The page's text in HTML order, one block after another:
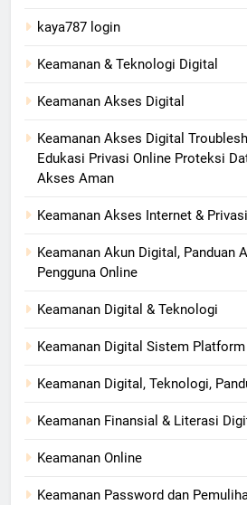
kaya787 login
Keamanan & Teknologi Digital
Keamanan Akses Digital
Keamanan Akses Digital
Edukasi Privasi Online Proteksi
Akses Aman
Keamanan Akses Internet &
Keamanan Akun Digital, Panduan
Pengguna Online
Keamanan Digital & Teknologi
Keamanan Digital Sistem
Keamanan Digital, Teknologi,
Keamanan Finansial & Literasi
Keamanan Online
Keamanan Password dan